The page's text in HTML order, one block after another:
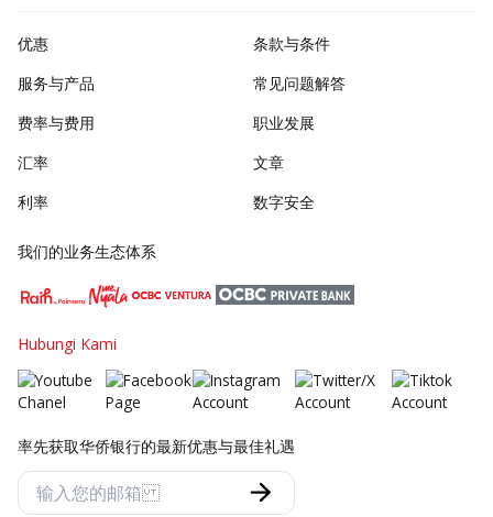
优惠
服务与产品
费率与费用
汇率
利率
条款与条件
常见问题解答
职业发展
文章
数字安全
我们的业务生态体系
Hubungi Kami
率先获取华侨银行的最新优惠与最佳礼遇